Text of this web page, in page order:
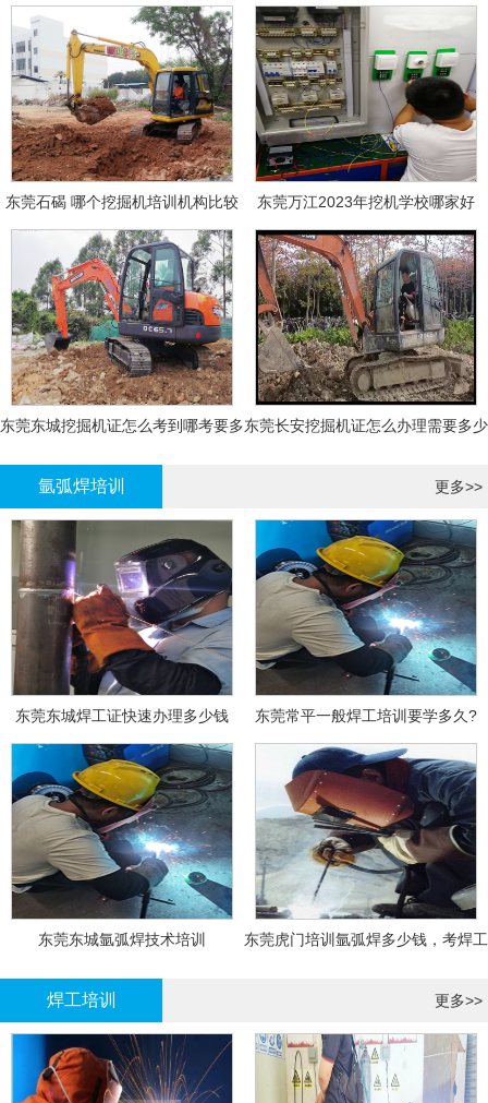
东莞石碣 哪个挖掘机培训机构比较
好?
东莞万江2023年挖机学校哪家好
东莞东城挖掘机证怎么考到哪考要多东莞长安挖掘机证怎么办理需要多少
氩弧焊培训 更多>>
东莞东城焊工证快速办理多少钱 东莞常平一般焊工培训要学多久?
东莞东城氩弧焊技术培训
东莞虎门培训氩弧焊多少钱，考焊工
焊工培训 更多>>